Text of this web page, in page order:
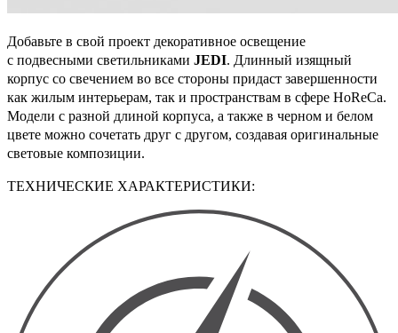
Добавьте в свой проект декоративное освещение
с подвесными светильниками JEDI. Длинный изящный
корпус со свечением во все стороны придаст завершенности
как жилым интерьерам, так и пространствам в сфере HoReCa.
Модели с разной длиной корпуса, а также в черном и белом
цвете можно сочетать друг с другом, создавая оригинальные
световые композиции.
ТЕХНИЧЕСКИЕ ХАРАКТЕРИСТИКИ: